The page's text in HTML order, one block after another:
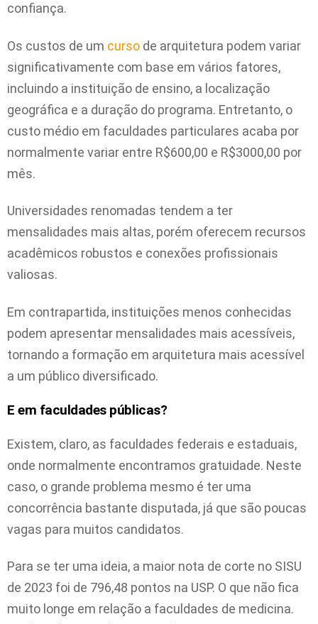
confiança.
Os custos de um curso de arquitetura podem variar
significativamente com base em vários fatores,
incluindo a instituição de ensino, a localização
geográfica e a duração do programa. Entretanto, o
custo médio em faculdades particulares acaba por
normalmente variar entre R$600,00 e R$3000,00 por
mês.
Universidades renomadas tendem a ter
mensalidades mais altas, porém oferecem recursos
acadêmicos robustos e conexões profissionais
valiosas.
Em contrapartida, instituições menos conhecidas
podem apresentar mensalidades mais acessíveis,
tornando a formação em arquitetura mais acessível
a um público diversificado.
E em faculdades públicas?
Existem, claro, as faculdades federais e estaduais,
onde normalmente encontramos gratuidade. Neste
caso, o grande problema mesmo é ter uma
concorrência bastante disputada, já que são poucas
vagas para muitos candidatos.
Para se ter uma ideia, a maior nota de corte no SISU
de 2023 foi de 796,48 pontos na USP. O que não fica
muito longe em relação a faculdades de medicina.